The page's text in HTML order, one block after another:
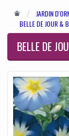
JARDIN
BELLE DE JOUR &
BELLE DE